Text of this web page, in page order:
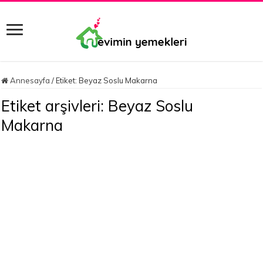
Annesayfa / Etiket:Beyaz Soslu Makarna
Etiket arşivleri: Beyaz Soslu
Makarna